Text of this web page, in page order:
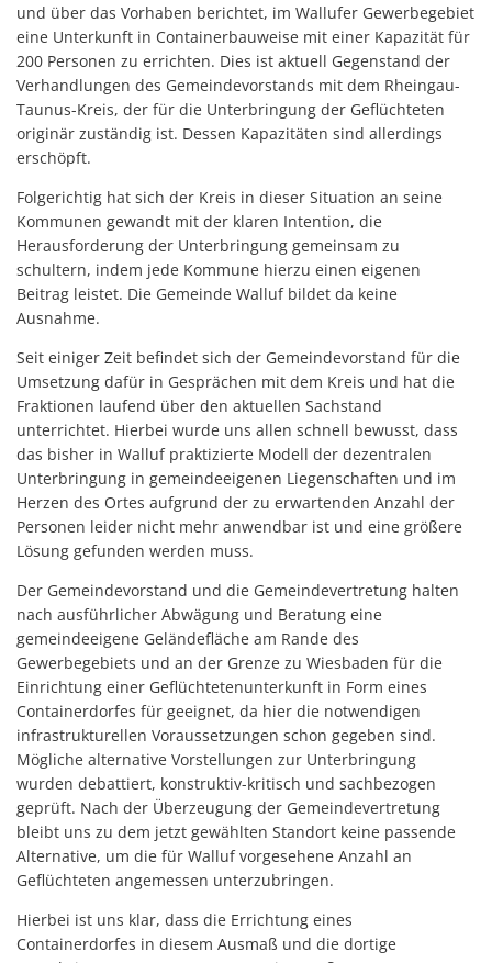
und über das Vorhaben berichtet, im Wallufer Gewerbegebiet
eine Unterkunft in Containerbauweise mit einer Kapazität für
200 Personen zu errichten. Dies ist aktuell Gegenstand der
Verhandlungen des Gemeindevorstands mit dem Rheingau-
Taunus-Kreis, der für die Unterbringung der Geflüchteten
originär zuständig ist. Dessen Kapazitäten sind allerdings
erschöpft.
Folgerichtig hat sich der Kreis in dieser Situation an seine
Kommunen gewandt mit der klaren Intention, die
Herausforderung der Unterbringung gemeinsam zu
schultern, indem jede Kommune hierzu einen eigenen
Beitrag leistet. Die Gemeinde Walluf bildet da keine
Ausnahme.
Seit einiger Zeit befindet sich der Gemeindevorstand für die
Umsetzung dafür in Gesprächen mit dem Kreis und hat die
Fraktionen laufend über den aktuellen Sachstand
unterrichtet. Hierbei wurde uns allen schnell bewusst, dass
das bisher in Walluf praktizierte Modell der dezentralen
Unterbringung in gemeindeeigenen Liegenschaften und im
Herzen des Ortes aufgrund der zu erwartenden Anzahl der
Personen leider nicht mehr anwendbar ist und eine größere
Lösung gefunden werden muss.
Der Gemeindevorstand und die Gemeindevertretung halten
nach ausführlicher Abwägung und Beratung eine
gemeindeeigene Geländefläche am Rande des
Gewerbegebiets und an der Grenze zu Wiesbaden für die
Einrichtung einer Geflüchtetenunterkunft in Form eines
Containerdorfes für geeignet, da hier die notwendigen
infrastrukturellen Voraussetzungen schon gegeben sind.
Mögliche alternative Vorstellungen zur Unterbringung
wurden debattiert, konstruktiv-kritisch und sachbezogen
geprüft. Nach der Überzeugung der Gemeindevertretung
bleibt uns zu dem jetzt gewählten Standort keine passende
Alternative, um die für Walluf vorgesehene Anzahl an
Geflüchteten angemessen unterzubringen.
Hierbei ist uns klar, dass die Errichtung eines
Containerdorfes in diesem Ausmaß und die dortige